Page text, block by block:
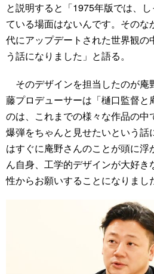
と説明すると「1975年版では、
ている場面はないんです。そのな
代にアップデートされた世界観の
う話になりました」と語る。
そのデザインを担当したのが庵
藤プロデューサーは「樋口監督と
のは、これまでの様々な作品の中
爆弾をちゃんと見せたいという話
はすぐに庵野さんのことが頭に浮
ん自身、工学的デザインが大好
性からお願いすることになりまし